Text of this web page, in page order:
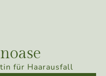
für Haarausfall